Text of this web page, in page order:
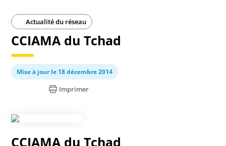
Actualité du réseau
CCIAMA du Tchad
Mise à jour le 18 décembre 2014
Imprimer
CCIAMA du Tchad